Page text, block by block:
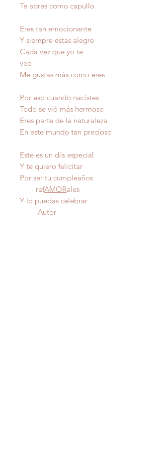
Te abres como capullo
Eres tan emocionante
Y siempre estas alegre
Cada vez que yo te
veo
Me gustas más como eres
Por eso cuando nacistes
Todo se vió más hermoso
Eres parte de la naturaleza
En este mundo tan precioso
Este es un día especial
Y te quiero felicitar
Por ser tu cumpleaños
rafAMORales
Y lo puedas celebrar
Autor